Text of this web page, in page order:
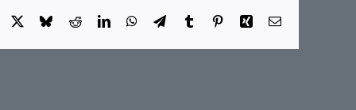
Facebook BlueskyRedditLinkedInWhatsApp
TelegramTumblr PinterestXing E-